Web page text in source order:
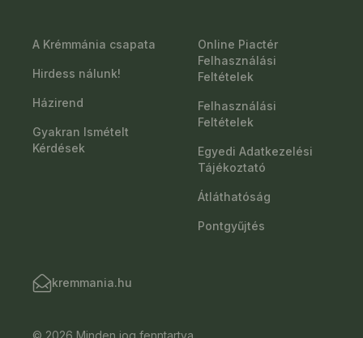
A Krémmánia csapata
Hirdess nálunk!
Házirend
Gyakran Ismételt
Kérdések
Online Piactér
Felhasználási
Feltételek
Felhasználási
Feltételek
Egyedi Adatkezelési
Tájékoztató
Átláthatóság
Pontgyűjtés
kremmania.hu
© 2026 Minden jog fenntartva.